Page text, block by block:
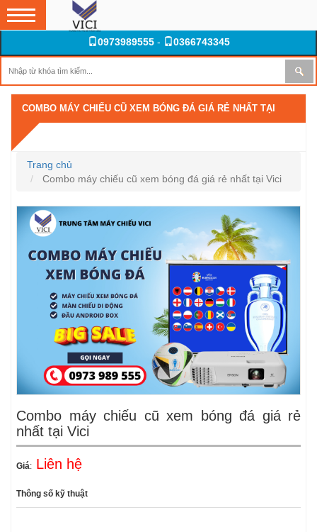
0973989555- 0366743345
COMBO MÁY CHIẾU CŨ XEM BÓNG ĐÁ GIÁ RẺ NHẤT TẠI
VICI
Trang chủ
Combo máy chiếu cũ xem bóng đá giá rẻ nhất tại Vici
Combo máy chiếu cũ xem bóng đá giá rẻ
nhất tại Vici
Giá: Liên hệ
Thông số kỹ thuật